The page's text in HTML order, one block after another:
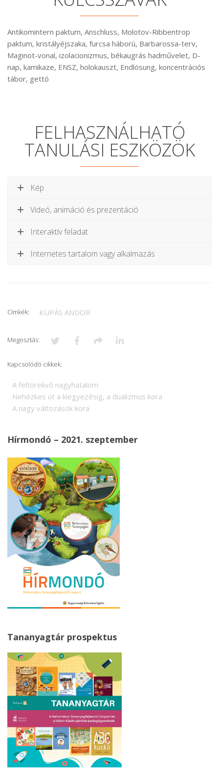
Antikomintern paktum, Anschluss, Molotov-Ribbentrop
paktum, kristályéjszaka, furcsa háború, Barbarossa-terv,
Maginot-vonal, izolacionizmus, békaugrás hadművelet, D-
nap, kamikaze, ENSZ, holokauszt, Endlösung, koncentrációs
tábor, gettó
FELHASZNÁLHATÓ
TANULÁSI ESZKÖZÖK
Kép
Videó, animáció és prezentáció
Interaktív feladat
Internetes tartalom vagy alkalmazás
Címkék: KUPÁS ANDOR
Megosztás:
Kapcsolódó cikkek:
A feltörekvő nagyhatalom
Nehézkes út a kiegyezésig, a dualizmus kora
A nagy változások kora
Hírmondó – 2021. szeptember
Tananyagtár prospektus